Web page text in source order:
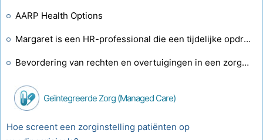
AARP Health Options
Margaret is een HR-professional die een tijdelijke opdracht vervult voor een klein ziekenhuis. Als onderdeel van haar rekruteringsinspanningen moet ze de competenties en kwalificaties 10?
Bevordering van rechten en overtuigingen in een zorgomgeving?
Geïntegreerde Zorg (managed Care)
Hoe screent een zorginstelling patiënten op